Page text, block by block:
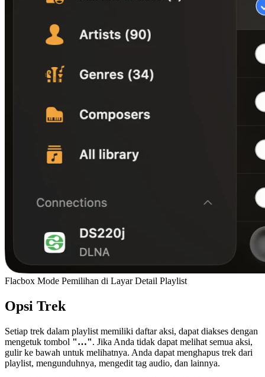
Flacbox Mode Pemilihan di Layar Detail Playlist
Opsi Trek
Setiap trek dalam playlist memiliki daftar aksi, dapat diakses dengan
mengetuk tombol "…". Jika Anda tidak dapat melihat semua aksi,
gulir ke bawah untuk melihatnya. Anda dapat menghapus trek dari
playlist, mengunduhnya, mengedit tag audio, dan lainnya.